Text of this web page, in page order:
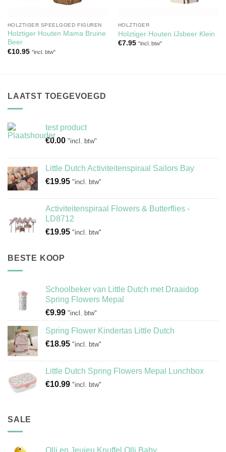
HOLZTIGER SPEELGOED FIGUREN
Holztiger Houten Mama Bruine
Beer
€10.95 "incl. btw"
HOLZTIGER
Holztiger Houten IJsbeer Klein
€7.95 "incl. btw"
LAATST TOEGEVOEGD
test product
€0.00 "incl. btw"
Little Dutch Activiteitenspiraal Sailors Bay
€19.95 "incl. btw"
Activiteitenspiraal Flowers & Butterflies -
LD8712
€19.95 "incl. btw"
BESTE KOOP
Schoolbeker van Little Dutch met Draaidop
Spring Flowers Mepal
€9.99 "incl. btw"
Spring Flower Kindertas Little Dutch
€18.95 "incl. btw"
Little Dutch Spring Flowers Mepal Lunchbox
€10.99 "incl. btw"
SALE
Olli en Jeujeu Knuffel Olli Baby